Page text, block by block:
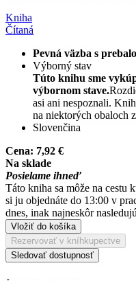
Kniha
Čítaná
Pevná väzba s
Výborný stav
Túto knihu sme
výbornom stave.
asi ani nespoznali.
na niektorých obaloch
Slovenčina
Cena: 7,92 €
Na sklade
Posielame ihneď
Táto kniha sa môže na
si ju objednáte do 13:00 v
dnes, inak najneskôr
Vložiť do košíka
Rezervovať v kníhkupectve
Sledovať dostupnosť